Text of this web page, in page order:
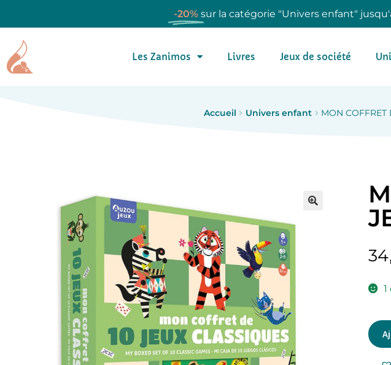
-20% sur la catégorie "Univers enfant"
Les Zanimos Livres Jeux de société
Accueil Univers enfant MON COFFRET